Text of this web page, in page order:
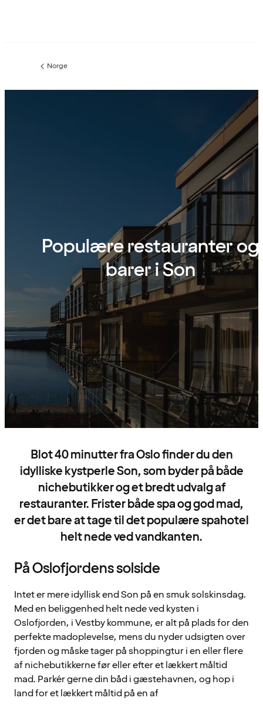
Forrige
:
Norge
Populære restauranter og
barer i Son
Blot 40 minutter fra Oslo finder du den
idylliske kystperle Son, som byder på både
nichebutikker og et bredt udvalg af
restauranter. Frister både spa og god mad,
er det bare at tage til det populære spahotel
helt nede ved vandkanten.
På Oslofjordens solside
Intet er mere idyllisk end Son på en smuk solskinsdag.
Med en beliggenhed helt nede ved kysten i
Oslofjorden, i Vestby kommune, er alt på plads for den
perfekte madoplevelse, mens du nyder udsigten over
fjorden og måske tager på shoppingtur i en eller flere
af nichebutikkerne før eller efter et lækkert måltid
mad. Parkér gerne din båd i gæstehavnen, og hop i
land for et lækkert måltid på en af